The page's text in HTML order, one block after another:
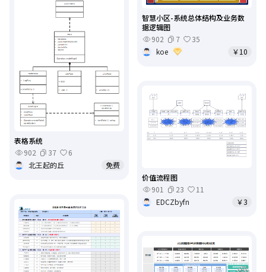
智慧小区-系统总体结构及业务数
据逻辑图
902
7
35
koe
￥10
表格系统
902
37
6
北王起的丘
免费
价值流程图
901
23
11
EDCZbyfn
￥3